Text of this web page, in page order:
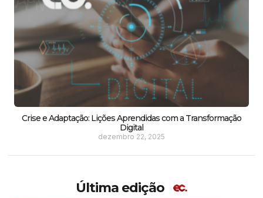
Crise e Adaptação: Lições Aprendidas com a Transformação
Digital
dezembro 22, 2025
Última edição